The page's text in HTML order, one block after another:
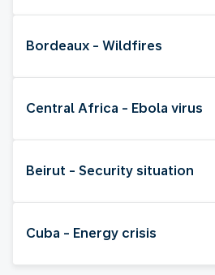
Bordeaux - Wildfires
Central Africa - Ebola virus
Beirut - Security situation
Cuba - Energy crisis